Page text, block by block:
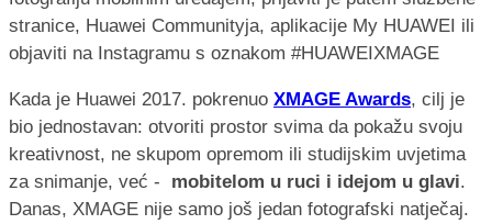
Kada je Huawei 2017. pokrenuo XMAGE Awards, cilj je
bio jednostavan: otvoriti prostor svima da pokažu svoju
kreativnost, ne skupom opremom ili studijskim uvjetima
za snimanje, već - mobitelom u ruci i idejom u glavi.
Danas, XMAGE nije samo još jedan fotografski natječaj.